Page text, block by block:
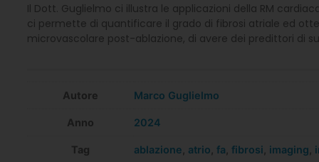
Il Dott. Guglielmo ci illustra le applicazioni della RM
ci permette di quantificare il grado di fibrosi atriale ed
microvascolare post-ablazione, di avere dei predittori di
Autore Marco Guglielmo
Anno 2024
Tag ablazione atrio fa fibrosi imaging